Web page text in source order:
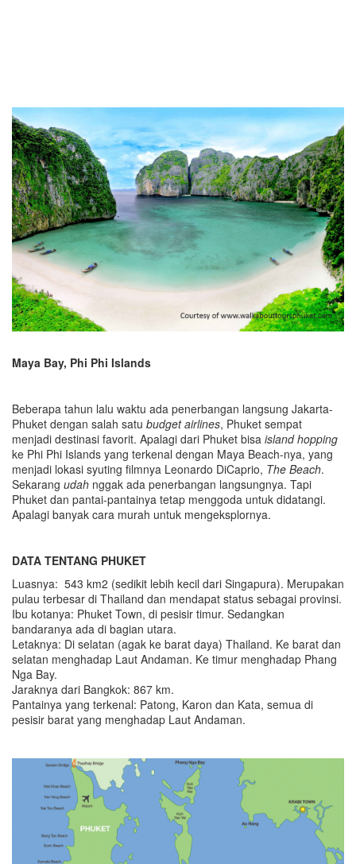
Maya Bay, Phi Phi Islands
Beberapa tahun lalu waktu ada penerbangan langsung Jakarta-
Phuket dengan salah satu budget airlines, Phuket sempat
menjadi destinasi favorit. Apalagi dari Phuket bisa island hopping
ke Phi Phi Islands yang terkenal dengan Maya Beach-nya, yang
menjadi lokasi syuting filmnya Leonardo DiCaprio, The Beach.
Sekarang udah nggak ada penerbangan langsungnya. Tapi
Phuket dan pantai-pantainya tetap menggoda untuk didatangi.
Apalagi banyak cara murah untuk mengeksplornya.
DATA TENTANG PHUKET
Luasnya: 543 km2 (sedikit lebih kecil dari Singapura). Merupakan
pulau terbesar di Thailand dan mendapat status sebagai provinsi.
Ibu kotanya: Phuket Town, di pesisir timur. Sedangkan
bandaranya ada di bagian utara.
Letaknya: Di selatan (agak ke barat daya) Thailand. Ke barat dan
selatan menghadap Laut Andaman. Ke timur menghadap Phang
Nga Bay.
Jaraknya dari Bangkok: 867 km.
Pantainya yang terkenal: Patong, Karon dan Kata, semua di
pesisir barat yang menghadap Laut Andaman.